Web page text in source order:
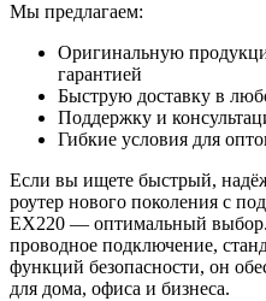
Мы предлагаем:
Оригинальную
гарантией
Быструю доставку в
Поддержку и
Гибкие условия для
Если вы ищете быстрый,
роутер нового поколения с
EX220 — оптимальный
проводное подключение,
функций безопасности, он
для дома, офиса и бизнеса.